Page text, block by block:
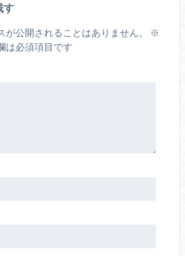
す
が公開されることはありません。
※
は必須項目です